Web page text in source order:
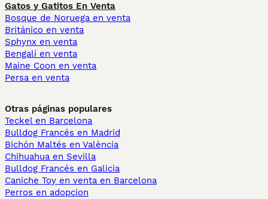
Gatos y Gatitos En Venta
Bosque de Noruega en venta
Británico en venta
Sphynx en venta
Bengalí en venta
Maine Coon en venta
Persa en venta
Otras páginas populares
Teckel en Barcelona
Bulldog Francés en Madrid
Bichón Maltés en València
Chihuahua en Sevilla
Bulldog Francés en Galicia
Caniche Toy en venta en Barcelona
Perros en adopcion